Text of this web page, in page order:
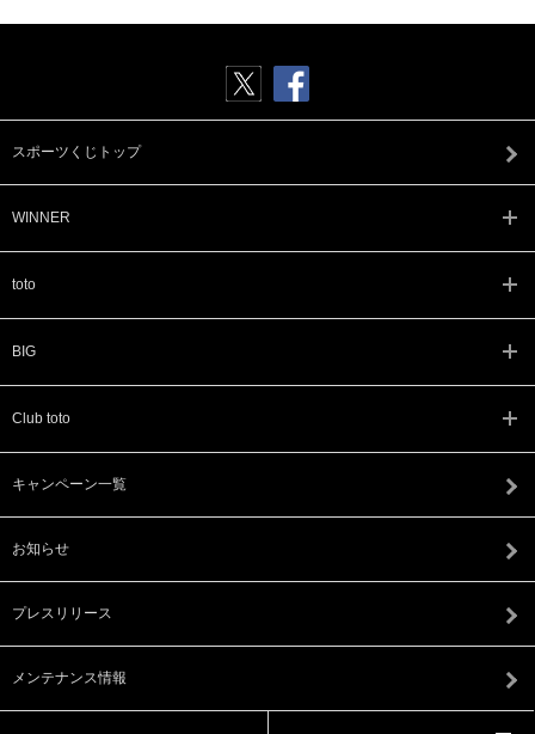
スポーツくじトップ
WINNER
toto
BIG
Club toto
キャンペーン一覧
お知らせ
プレスリリース
メンテナンス情報